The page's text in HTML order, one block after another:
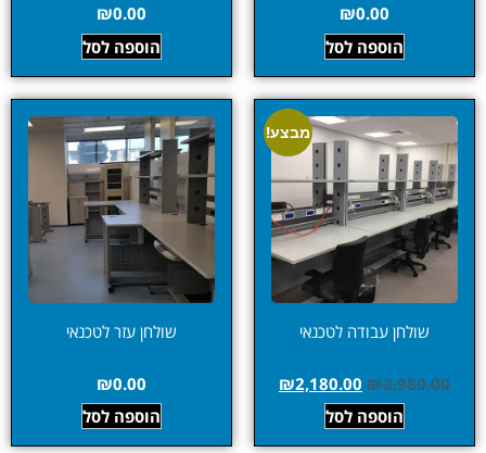
₪0.00
הוספה לסל
₪0.00
הוספה לסל
מבצע!
שולחן עבודה לטכנאי
₪2,980.00
₪2,180.00
הוספה לסל
שולחן עזר לטכנאי
₪0.00
הוספה לסל